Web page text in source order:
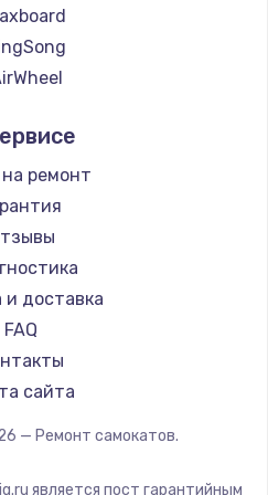
руб.
руб.
/ демонтаж
руб.
Joyor
Bork
KIRIN
ремонт
и доставка
FAQ
сайта
— Ремонт самокатов.
является пост гарантийным